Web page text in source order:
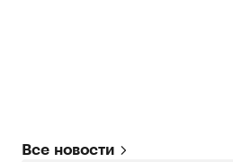
Все новости